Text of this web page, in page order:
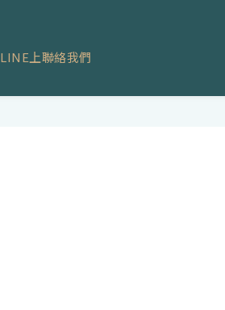
LINE上聯絡我們